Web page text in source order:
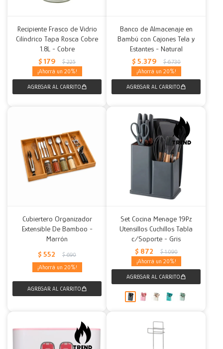
Recipiente Frasco de Vidrio
Cilíndrico Tapa Rosca Cobre
1.8L - Cobre
$ 179 $ 225
20
Banco de Almacenaje en
Bambú con Cajones Tela y
Estantes - Natural
$ 5.379 $ 6.730
20
Cubiertero Organizador
Extensible De Bamboo -
Marrón
$ 552 $ 690
20
Set Cocina Menage 19Pz
Utensillos Cuchillos Tabla
c/Soporte - Gris
$ 872 $ 1.090
20